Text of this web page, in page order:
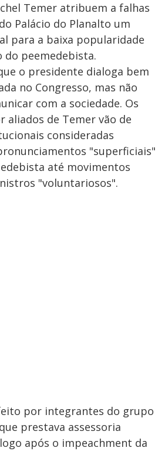
Temer atribuem a falhas
Palácio do Planalto um
para a baixa popularidade
do peemedebista.
o presidente dialoga bem
no Congresso, mas não
com a sociedade. Os
aliados de Temer vão de
consideradas
"superficiais"
até movimentos
"voluntariosos".
por integrantes do grupo
prestava assessoria
após o impeachment da